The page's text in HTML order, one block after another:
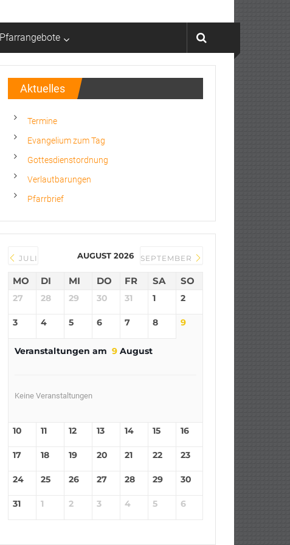
Pfarrangebote
Aktuelles
Termine
Evangelium zum Tag
Gottesdienstordnung
Verlautbarungen
Pfarrbrief
JULI AUGUST 2026 SEPTEMBER
MO DI MI DO FR SA SO
27 28 29 30 31 1 2
3 4 5 6 7 8 9
Veranstaltungen am 9 August
Keine Veranstaltungen
10 11 12 13 14 15 16
17 18 19 20 21 22 23
24 25 26 27 28 29 30
31 1 2 3 4 5 6